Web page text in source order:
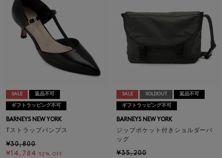
SALE 返品不可
ギフトラッピング不可
BARNEYS NEW YORK
Tストラップパンプス
¥30,800
¥14,784
52% OFF
SALE SOLDOUT 返品不可
ギフトラッピング不可
BARNEYS NEW YORK
ジップポケット付きショルダーバ
ッグ
¥35,200